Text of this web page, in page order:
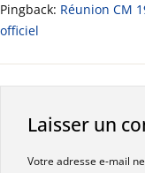
Pingback: Réunion CM
officiel
Laisser un
Votre adresse e-mail